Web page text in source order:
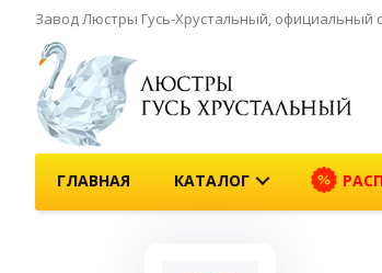
Завод Люстры Гусь-Хрустальный, официальный
ГЛАВНАЯ КАТАЛОГ